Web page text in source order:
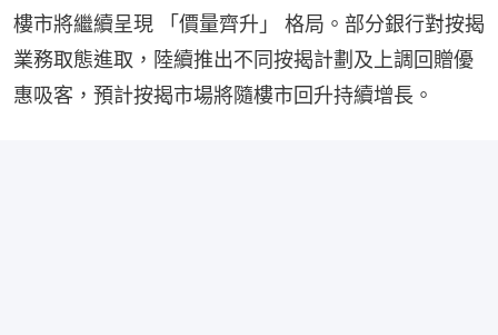
樓市將繼續呈現 「價量齊升」 格局。部分銀行對按揭
業務取態進取，陸續推出不同按揭計劃及上調回贈優
惠吸客，預計按揭市場將隨樓市回升持續增長。